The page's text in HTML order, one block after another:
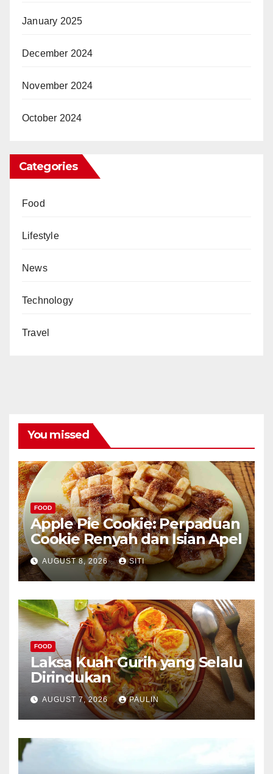
January 2025
December 2024
November 2024
October 2024
Categories
Food
Lifestyle
News
Technology
Travel
You missed
FOOD
Apple Pie Cookie: Perpaduan
Cookie Renyah dan Isian Apel
AUGUST 8, 2026 SITI
FOOD
Laksa Kuah Gurih yang Selalu
Dirindukan
AUGUST 7, 2026 PAULIN